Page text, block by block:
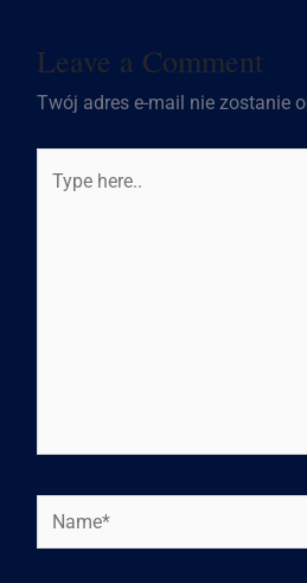
Leave a Comment
Twój adres e-mail nie zostanie